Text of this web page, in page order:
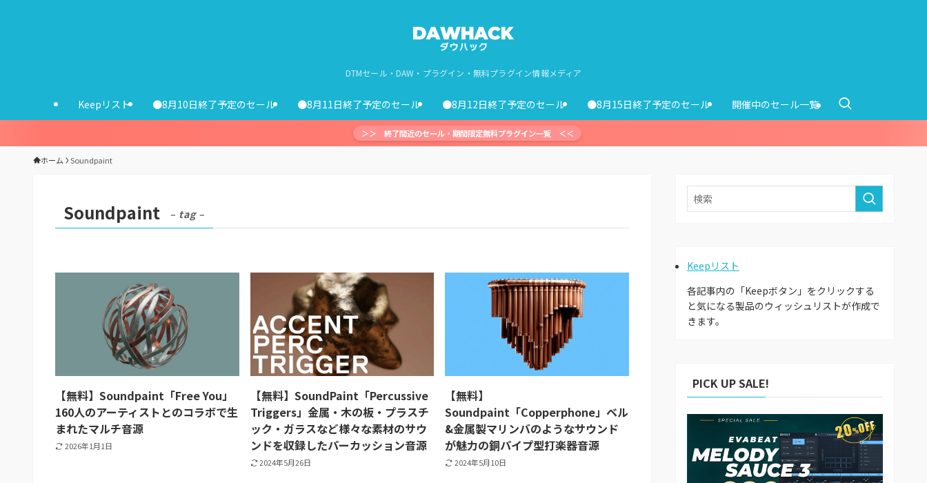
DTMセール・DAW・プラグイン・無料プラグイン情報メディア
Keepリスト ●8月10日終了予定のセール ●8月11日終了予定のセール ●8月12日終了予定のセール ●8月15日終了予定のセール 開催中のセール一覧
＞＞ 終了間近のセール・期間限定無料プラグイン一覧 ＜＜
ホーム Soundpaint
Soundpaint – tag –
【無料】Soundpaint「Free You」
160人のアーティストとのコラボで生
まれたマルチ音源
2026年1月1日
【無料】SoundPaint「Percussive
Triggers」金属・木の板・プラスチ
ック・ガラスなど様々な素材のサウ
ンドを収録したパーカッション音源
2024年5月26日
【無料】
Soundpaint「Copperphone」ベル
&金属製マリンバのようなサウンド
が魅力の銅パイプ型打楽器音源
2024年5月10日
Keepリスト
各記事内の「Keepボタン」をクリックする
と気になる製品のウィッシュリストが作成で
きます。
PICK UP SALE!